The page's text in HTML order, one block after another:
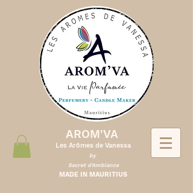
AROM'VA
Les Arômes de Vanessa
by
Secret d'Ambiance
MADE IN MAURITIUS